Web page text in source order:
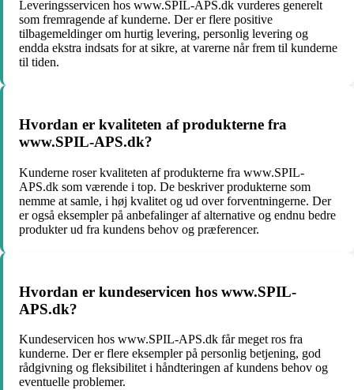
Leveringsservicen hos www.SPIL-APS.dk vurderes generelt
som fremragende af kunderne. Der er flere positive
tilbagemeldinger om hurtig levering, personlig levering og
endda ekstra indsats for at sikre, at varerne når frem til kunderne
til tiden.
Hvordan er kvaliteten af produkterne fra
www.SPIL-APS.dk?
Kunderne roser kvaliteten af produkterne fra www.SPIL-
APS.dk som værende i top. De beskriver produkterne som
nemme at samle, i høj kvalitet og ud over forventningerne. Der
er også eksempler på anbefalinger af alternative og endnu bedre
produkter ud fra kundens behov og præferencer.
Hvordan er kundeservicen hos www.SPIL-
APS.dk?
Kundeservicen hos www.SPIL-APS.dk får meget ros fra
kunderne. Der er flere eksempler på personlig betjening, god
rådgivning og fleksibilitet i håndteringen af kundens behov og
eventuelle problemer.